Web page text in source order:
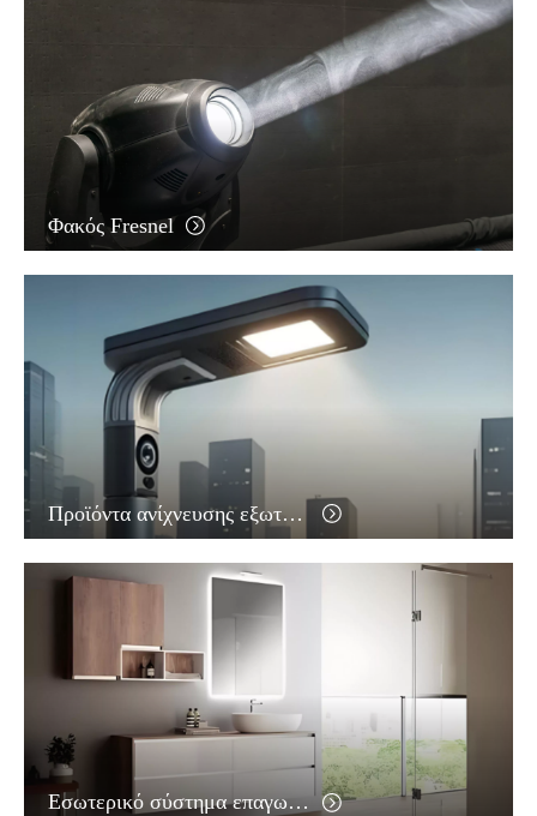
Φακός Fresnel
Προϊόντα ανίχνευσης εξωτερικού χώρου
Εσωτερικό σύστημα επαγωγής